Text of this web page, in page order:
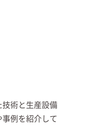
術と生産設備
例を紹介して